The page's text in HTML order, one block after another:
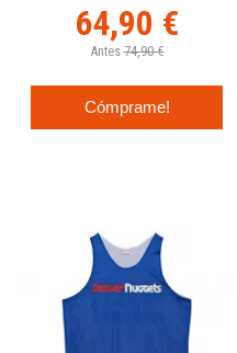
64,90 €
Antes 74,90 €
Cómprame!